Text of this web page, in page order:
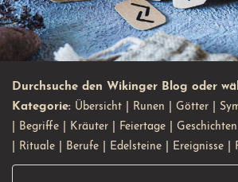
Durchsuche den Wikinger Blog oder
Kategorie: Übersicht Runen Götter
Begriffe Kräuter Feiertage Geschichten
Rituale Berufe Edelsteine Ereignisse